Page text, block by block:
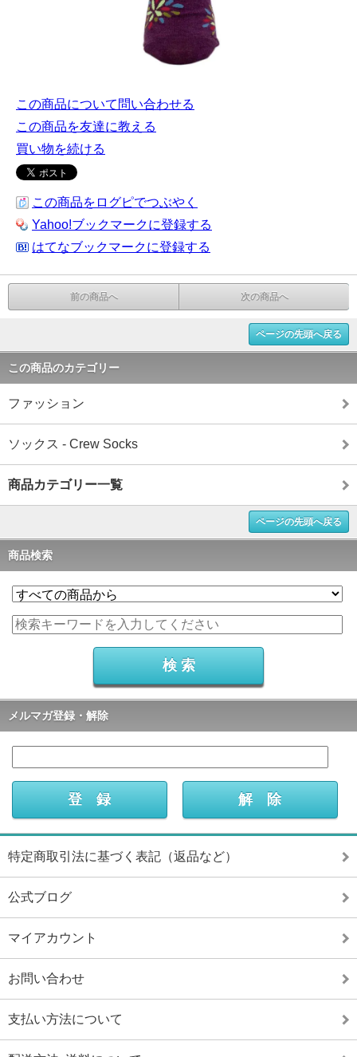
この商品について問い合わせる
この商品を友達に教える
買い物を続ける
この商品をログピでつぶやく
Yahoo!ブックマークに登録する
はてなブックマークに登録する
前の商品へ 次の商品へ
ページの先頭へ戻る
この商品のカテゴリー
ファッション
ソックス - Crew Socks
商品カテゴリー一覧
ページの先頭へ戻る
商品検索
メルマガ登録・解除
特定商取引法に基づく表記（返品など）
公式ブログ
マイアカウント
お問い合わせ
支払い方法について